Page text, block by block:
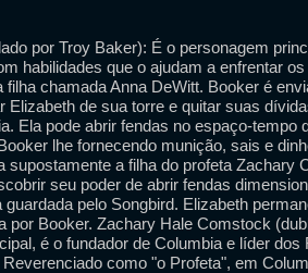
por Troy Baker): É o personagem
habilidades que o ajudam a enfrentar
filha chamada Anna DeWitt. Booker é
Elizabeth de sua torre e quitar suas
Ela pode abrir fendas no espaço-tempo
lhe fornecendo munição, sais e
supostamente a filha do profeta Zachary
seu poder de abrir fendas
guardada pelo Songbird. Elizabeth
por Booker. Zachary Hale Comstock
é o fundador de Columbia e líder dos
como "o Profeta", em